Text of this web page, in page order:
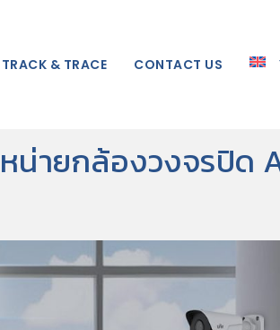
TRACK & TRACE CONTACT US
น่ายกล้องวงจรปิด